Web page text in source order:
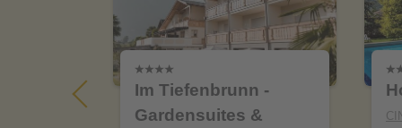
Im Tiefenbrunn -
Gardensuites &